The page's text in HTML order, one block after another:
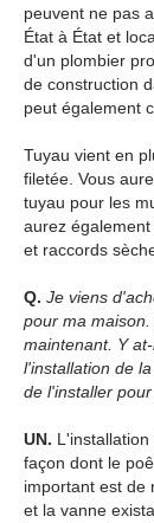
peuvent ne pas
État à État et
d'un plombier
de construction
peut également
Tuyau vient en
filetée. Vous
tuyau pour les
aurez
et raccords
Q. Je viens
pour ma
maintenant. Y
l'installation de
de l'installer
UN.
façon dont le
important est de
et la vanne